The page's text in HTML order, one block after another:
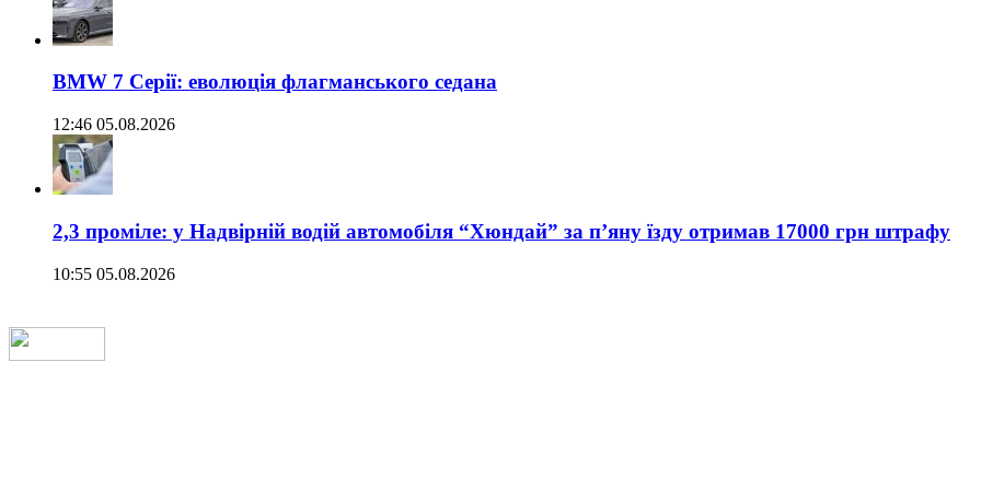
BMW 7 Серії: еволюція флагманського седана
12:46 05.08.2026
2,3 проміле: у Надвірній водій автомобіля “Хюндай” за п’яну їзду отримав 17000 грн штрафу
10:55 05.08.2026